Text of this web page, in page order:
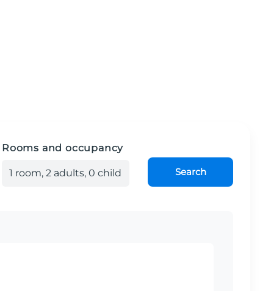
Rooms and occupancy
1 room, 2 adults, 0 child Search